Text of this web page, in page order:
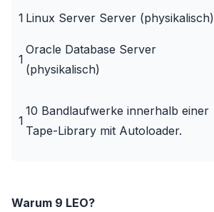
1 Linux Server Server (physikalisch)
1
Oracle Database Server
(physikalisch)
1
10 Bandlaufwerke innerhalb einer
Tape-Library mit Autoloader.
Warum 9 LEO?